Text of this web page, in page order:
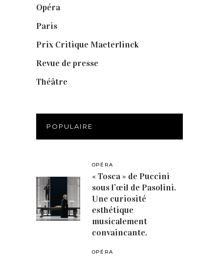
Opéra
Paris
Prix Critique Maeterlinck
Revue de presse
Théâtre
POPULAIRE
OPÉRA
« Tosca » de Puccini
sous l’œil de Pasolini.
Une curiosité
esthétique
musicalement
convaincante.
OPÉRA